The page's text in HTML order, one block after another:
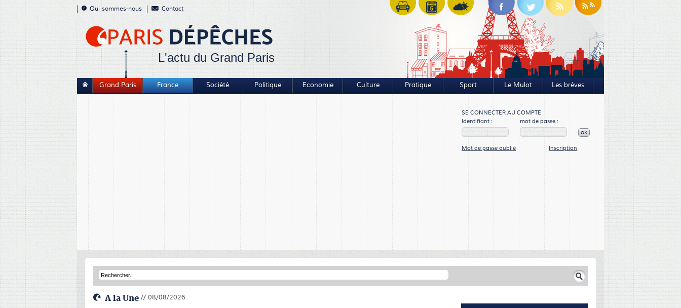
Qui sommes-nous Contact
L'actu du Grand Paris
Grand Paris France Société Politique Economie Culture Pratique Sport Le Mulot Les brèves
SE CONNECTER AU COMPTE
Identifiant :
mot de passe :
ok
Mot de passe oublié Inscription
A la Une // 08/08/2026